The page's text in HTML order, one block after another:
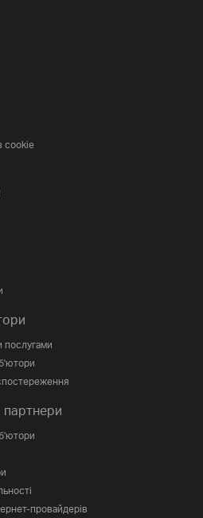
cookie
провайдерів